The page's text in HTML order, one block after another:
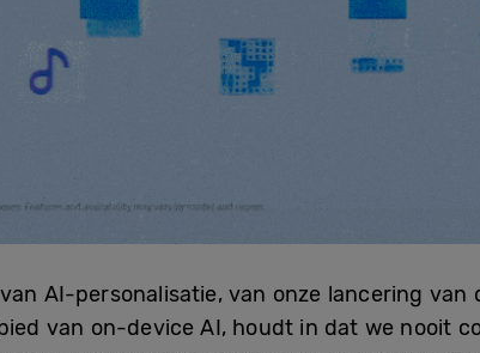
van AI-personalisatie, van onze lancering
van on-device AI, houdt in dat we nooit